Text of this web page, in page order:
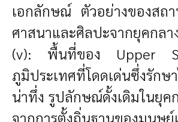
เอกลักษณ์ ตัวอย่างของสถ
ศาสนาและศิลปะจากยุคกลา
(v): พื้นที่ของ Upper
ภูมิประเทศที่โดดเด่นซึ่งรักษ
น่าทึ่ง รูปลักษณ์ดั้งเดิมในยุค
จากการตั้งถิ่นฐานของมนุษ